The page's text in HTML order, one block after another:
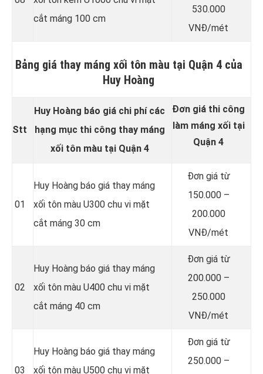
cắt máng 100 cm
530.000
VNĐ/mét
Bảng giá thay máng xối tôn màu tại Quận 4 của
Huy Hoàng
Stt
Huy Hoàng báo giá chi phí các
hạng mục thi công thaymáng
xối tôn màutại Quận 4
Đơn giá thi công
làm máng xối tại
Quận 4
01
Huy Hoàng báo giá thay máng
xối tôn màu U300 chu vi mặt
cắt máng 30 cm
Đơn giá từ
150.000 –
200.000
VNĐ/mét
02
Huy Hoàng báo giá thay máng
xối tôn màu U400 chu vi mặt
cắt máng 40 cm
Đơn giá từ
200.000 –
250.000
VNĐ/mét
03
Huy Hoàng báo giá thay máng
xối tôn màu U500 chu vi mặt
Đơn giá từ
250.000 –